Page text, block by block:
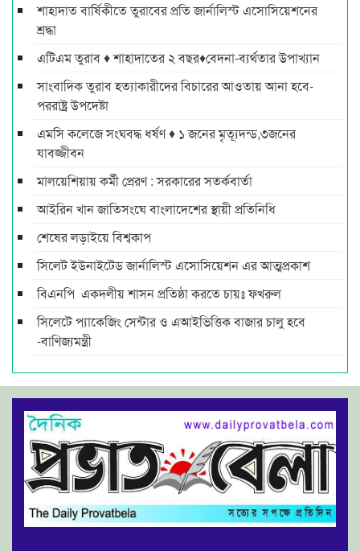
শাহাদাত বার্ষিকীতে তুরাবের প্রতি জার্নালিস্ট এসোসিয়েশনের
শ্রদ্ধা
এটিএম তুরাব ♦ শাহাদাতের ২ বছর♦বেদনা-ব্যর্থতার উপাখ্যান
সাংবাদিক তুরাব হত্যাকারীদের বিচারের আওতায় আনা হবে-
পররাষ্ট্র উপদেষ্টা
এমসি কলেজে সংঘবদ্ধ ধর্ষণ ♦ ১ জনের মৃত্যূদন্ড,৩জনের
যাবজ্জীবন
মালয়েশিয়ায় কর্মী প্রেরণ : সরকারের সতর্কবার্তা
আইরিন খান জাতিসংঘে বাংলাদেশের স্থায়ী প্রতিনিধি
শেষের লড়াইয়ে বিশ্বকাপ
সিলেট ইউনাইটেড জার্নালিস্ট এসোসিয়েশন এর আত্মপ্রকাশ
বিএনপি একদলীয় শাসন প্রতিষ্ঠা করতে চায়ঃ ফখরুল
সিলেটে প্যাকেজিং সেন্টার ও এআইভিত্তিক বাজার চালু হবে
-বাণিজ্যমন্ত্রী